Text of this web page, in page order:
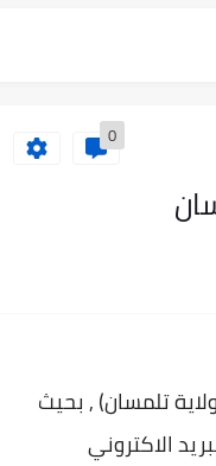
0
تلمسان) , بحيث
الاكتروني